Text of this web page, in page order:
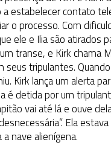
a estabelecer contato
o processo. Com
ele e Ilia são atirados
transe, e Kirk chama
seus tripulantes.
Kirk lança um alerta
é detida por um
vai até lá e ouve
Ela
nave alienígena.